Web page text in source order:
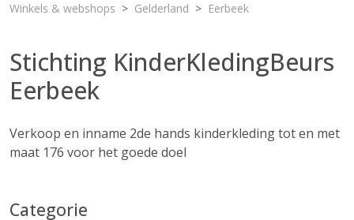
Winkels & webshops Gelderland Eerbeek
Stichting KinderKledingBeurs
Eerbeek
Verkoop en inname 2de hands kinderkleding tot en met
maat 176 voor het goede doel
Categorie